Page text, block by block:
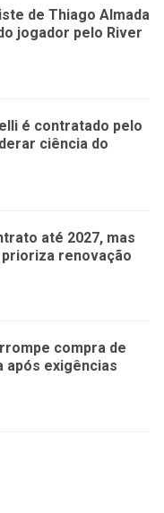
de Thiago Almada
jogador pelo River
é contratado pelo
ciência do
até 2027, mas
prioriza renovação
compra de
após exigências